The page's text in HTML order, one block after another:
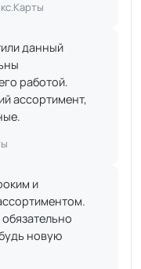
данный
работой.
ассортимент,
и
новую